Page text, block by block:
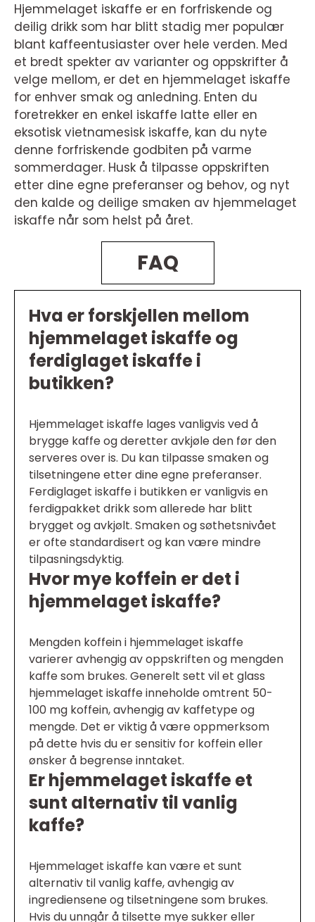
Hjemmelaget iskaffe er en forfriskende og
deilig drikk som har blitt stadig mer populær
blant kaffeentusiaster over hele verden. Med
et bredt spekter av varianter og oppskrifter å
velge mellom, er det en hjemmelaget iskaffe
for enhver smak og anledning. Enten du
foretrekker en enkel iskaffe latte eller en
eksotisk vietnamesisk iskaffe, kan du nyte
denne forfriskende godbiten på varme
sommerdager. Husk å tilpasse oppskriften
etter dine egne preferanser og behov, og nyt
den kalde og deilige smaken av hjemmelaget
iskaffe når som helst på året.
FAQ
Hva er forskjellen mellom
hjemmelaget iskaffe og
ferdiglaget iskaffe i
butikken?
Hjemmelaget iskaffe lages vanligvis ved å
brygge kaffe og deretter avkjøle den før den
serveres over is. Du kan tilpasse smaken og
tilsetningene etter dine egne preferanser.
Ferdiglaget iskaffe i butikken er vanligvis en
ferdigpakket drikk som allerede har blitt
brygget og avkjølt. Smaken og søthetsnivået
er ofte standardisert og kan være mindre
tilpasningsdyktig.
Hvor mye koffein er det i
hjemmelaget iskaffe?
Mengden koffein i hjemmelaget iskaffe
varierer avhengig av oppskriften og mengden
kaffe som brukes. Generelt sett vil et glass
hjemmelaget iskaffe inneholde omtrent 50-
100 mg koffein, avhengig av kaffetype og
mengde. Det er viktig å være oppmerksom
på dette hvis du er sensitiv for koffein eller
ønsker å begrense inntaket.
Er hjemmelaget iskaffe et
sunt alternativ til vanlig
kaffe?
Hjemmelaget iskaffe kan være et sunt
alternativ til vanlig kaffe, avhengig av
ingrediensene og tilsetningene som brukes.
Hvis du unngår å tilsette mye sukker eller